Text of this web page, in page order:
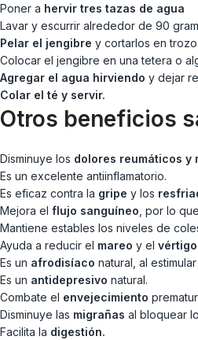
Poner a hervir tres tazas de agua
Lavar y escurrir alrededor de 90
Pelar el jengibre y cortarlos en
Colocar el jengibre en una tetera o
Agregar el agua hirviendo y dejar
Colar el té y servir.
Otros beneficios
Disminuye los dolores reumáticos y
Es un excelente antiinflamatorio.
Es eficaz contra la gripe y los
Mejora el flujo sanguíneo , por lo
Mantiene estables los niveles de
Ayuda a reducir el mareo y el
Es un afrodisíaco natural, al estimular
Es un antidepresivo natural.
Combate el envejecimiento
Disminuye las migrañas al bloquear
Facilita la digestión.